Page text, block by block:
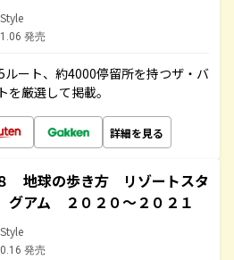
発売
ート、約4000停留所を持つザ・バ
厳選して掲載。
詳細を見る
地球の歩き方 リゾートスタ
アム ２０２０～２０２１
発売